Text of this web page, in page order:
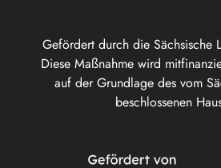
Gefördert durch die Sächsische
Diese Maßnahme wird
auf der Grundlage des vom
beschlossenen